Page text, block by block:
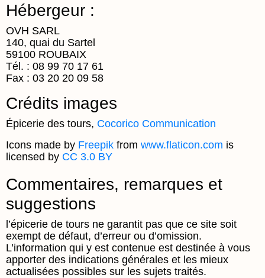
Hébergeur :
OVH SARL
140, quai du Sartel
59100 ROUBAIX
Tél. : 08 99 70 17 61
Fax : 03 20 20 09 58
Crédits images
Épicerie des tours, Cocorico Communication
Icons made by Freepik from www.flaticon.com is
licensed by CC 3.0 BY
Commentaires, remarques et
suggestions
l’épicerie de tours ne garantit pas que ce site soit
exempt de défaut, d’erreur ou d’omission.
L’information qui y est contenue est destinée à vous
apporter des indications générales et les mieux
actualisées possibles sur les sujets traités.